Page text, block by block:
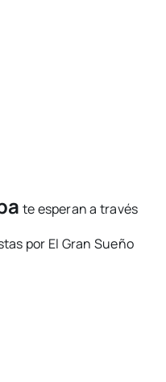
te esperan a través
por El Gran Sueño